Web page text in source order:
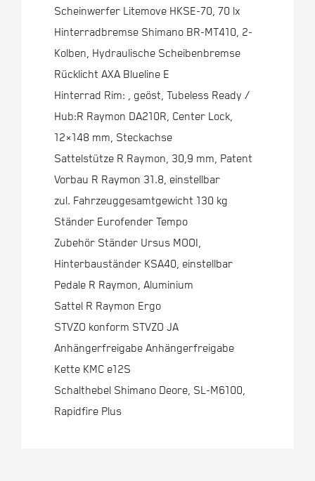
Scheinwerfer Litemove HKSE-70, 70 lx
Hinterradbremse Shimano BR-MT410, 2-
Kolben, Hydraulische Scheibenbremse
Rücklicht AXA Blueline E
Hinterrad Rim: , geöst, Tubeless Ready /
Hub:R Raymon DA210R, Center Lock,
12×148 mm, Steckachse
Sattelstütze R Raymon, 30,9 mm, Patent
Vorbau R Raymon 31.8, einstellbar
zul. Fahrzeuggesamtgewicht 130 kg
Ständer Eurofender Tempo
Zubehör Ständer Ursus MOOI,
Hinterbauständer KSA40, einstellbar
Pedale R Raymon, Aluminium
Sattel R Raymon Ergo
STVZO konform STVZO JA
Anhängerfreigabe Anhängerfreigabe
Kette KMC e12S
Schalthebel Shimano Deore, SL-M6100,
Rapidfire Plus